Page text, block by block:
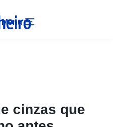
Menu
cinzas que